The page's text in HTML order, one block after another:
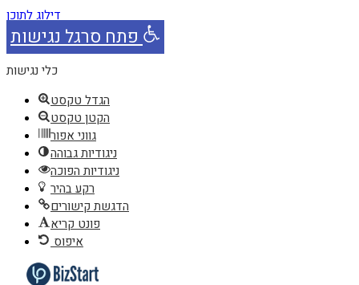
דילוג לתוכן
פתח סרגל נגישות
כלי נגישות
הגדל טקסט
הקטן טקסט
גווני אפור
ניגודיות גבוהה
ניגודיות הפוכה
רקע בהיר
הדגשת קישורים
פונט קריא
איפוס